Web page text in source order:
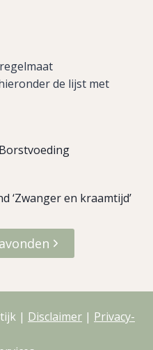
de lijst met
‘Zwanger en kraamtijd’
| Disclaimer | Privacy-